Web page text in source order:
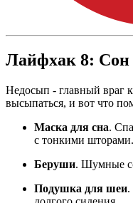
Лайфхак 8: Сон
Недосып - главный враг
высыпаться, и вот что
Маска для сна.
с тонкими шторами.
Беруши. Шумные
Подушка для шеи.